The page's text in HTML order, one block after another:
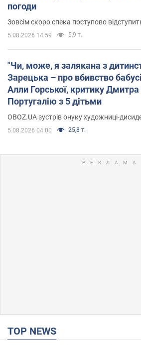
погоди
Зовсім скоро спека поступово
5.08.2026 14:59 5,9 т.
"Чи, може, я залякана з
Зарецька – про вбивство
Алли Горської, критику Дмитра
Португалію з 5 дітьми
OBOZ.UA зустрів онуку художниці-
5.08.2026 04:00 25,8 т.
TOP NEWS